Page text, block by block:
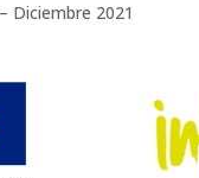
Diciembre 2021